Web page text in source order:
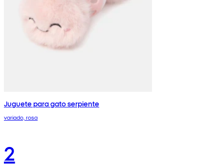
Juguete para gato serpiente
variado, rosa
2